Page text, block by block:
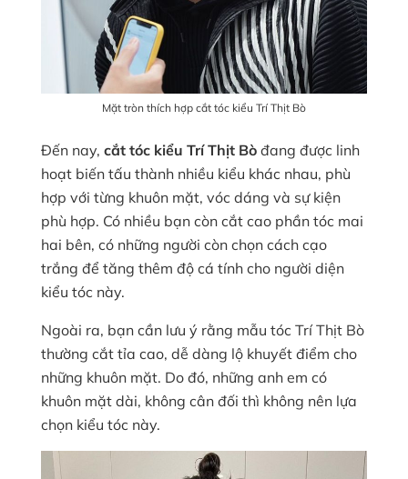
Mặt tròn thích hợp cắt tóc kiểu Trí Thịt Bò
Đến nay, cắt tóc kiểu Trí Thịt Bò đang được linh
hoạt biến tấu thành nhiều kiểu khác nhau, phù
hợp với từng khuôn mặt, vóc dáng và sự kiện
phù hợp. Có nhiều bạn còn cắt cao phần tóc mai
hai bên, có những người còn chọn cách cạo
trắng để tăng thêm độ cá tính cho người diện
kiểu tóc này.
Ngoài ra, bạn cần lưu ý rằng mẫu tóc Trí Thịt Bò
thường cắt tỉa cao, dễ dàng lộ khuyết điểm cho
những khuôn mặt. Do đó, những anh em có
khuôn mặt dài, không cân đối thì không nên lựa
chọn kiểu tóc này.